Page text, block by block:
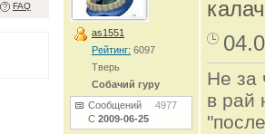
FAQ
as1551
Рейтинг: 6097
Тверь
Собачий гуру
Сообщений 4977
С 2009-06-25
Не за
в рай